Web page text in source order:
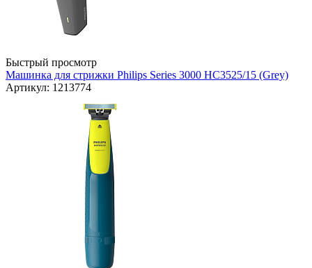
Быстрый просмотр
Машинка для стрижки Philips Series 3000 HC3525/15 (Grey)
Артикул: 1213774